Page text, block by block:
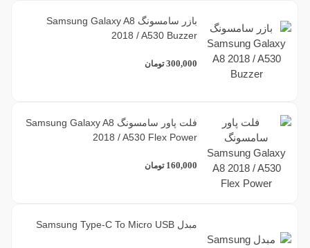
بازر سامسونگ Samsung Galaxy A8
2018 / A530 Buzzer
300,000 تومان
فلت پاور سامسونگ Samsung Galaxy A8
2018 / A530 Flex Power
160,000 تومان
مبدل Samsung Type-C To Micro USB